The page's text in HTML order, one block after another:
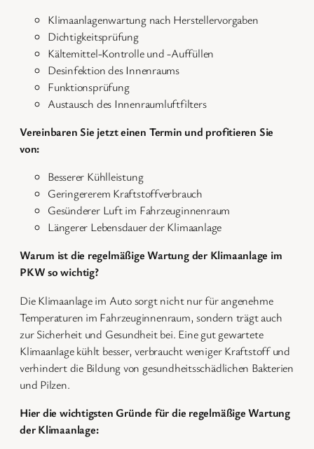
Klimaanlagenwartung nach Herstellervorgaben
Dichtigkeitsprüfung
Kältemittel-Kontrolle und -Auffüllen
Desinfektion des Innenraums
Funktionsprüfung
Austausch des Innenraumluftfilters
Vereinbaren Sie jetzt einen Termin und profitieren Sie
von:
Besserer Kühlleistung
Geringererem Kraftstoffverbrauch
Gesünderer Luft im Fahrzeuginnenraum
Längerer Lebensdauer der Klimaanlage
Warum ist die regelmäßige Wartung der Klimaanlage im
PKW so wichtig?
Die Klimaanlage im Auto sorgt nicht nur für angenehme
Temperaturen im Fahrzeuginnenraum, sondern trägt auch
zur Sicherheit und Gesundheit bei. Eine gut gewartete
Klimaanlage kühlt besser, verbraucht weniger Kraftstoff und
verhindert die Bildung von gesundheitsschädlichen Bakterien
und Pilzen.
Hier die wichtigsten Gründe für die regelmäßige Wartung
der Klimaanlage: